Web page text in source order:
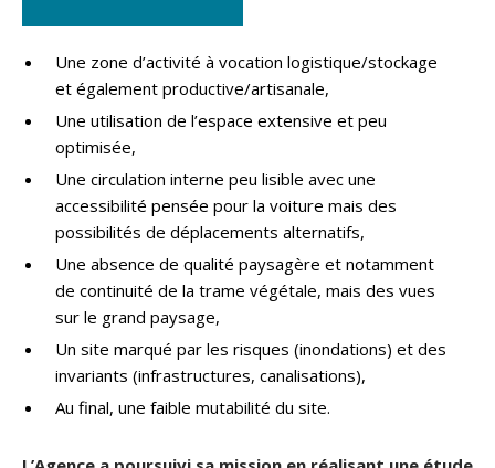
Une zone d’activité à vocation logistique/stockage
et également productive/artisanale,
Une utilisation de l’espace extensive et peu
optimisée,
Une circulation interne peu lisible avec une
accessibilité pensée pour la voiture mais des
possibilités de déplacements alternatifs,
Une absence de qualité paysagère et notamment
de continuité de la trame végétale, mais des vues
sur le grand paysage,
Un site marqué par les risques (inondations) et des
invariants (infrastructures, canalisations),
Au final, une faible mutabilité du site.